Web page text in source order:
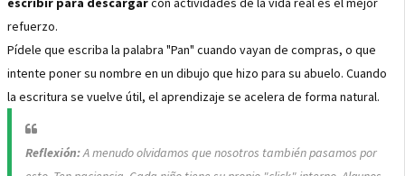
refuerzo.
Pídele que escriba la palabra "Pan" cuando vayan de compras, o que
intente poner su nombre en un dibujo que hizo para su abuelo. Cuando
la escritura se vuelve útil, el aprendizaje se acelera de forma natural.
Reflexión:A menudo olvidamos que nosotros también pasamos por